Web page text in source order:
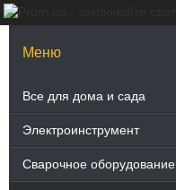
Все для дома и сада
Электроинструмент
Сварочное оборудование